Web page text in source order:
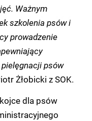
Ważnym
szkolenia psów i
prowadzenie
psów
Żłobicki z SOK.
dla psów